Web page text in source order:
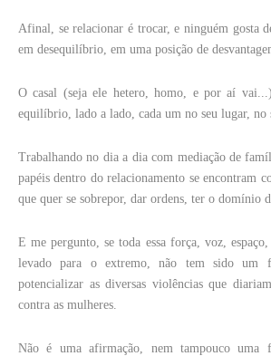
Afinal, se relacionar é trocar, e ninguém gosta
em desequilíbrio, em uma posição de
O casal (seja ele hetero, homo, e por aí
equilíbrio, lado a lado, cada um no seu lugar, no
Trabalhando no dia a dia com mediação de
papéis dentro do relacionamento se encontram
que quer se sobrepor, dar ordens, ter o domínio
E me pergunto, se toda essa força, voz,
levado para o extremo, não tem sido um
potencializar as diversas violências que
contra as mulheres.
Não é uma afirmação, nem tampouco uma